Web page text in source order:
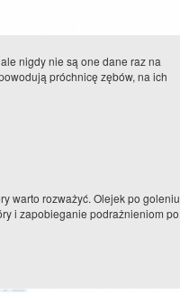
nigdy nie są one dane raz na
próchnicę zębów, na ich
warto rozważyć. Olejek po goleniu
i zapobieganie podrażnieniom po